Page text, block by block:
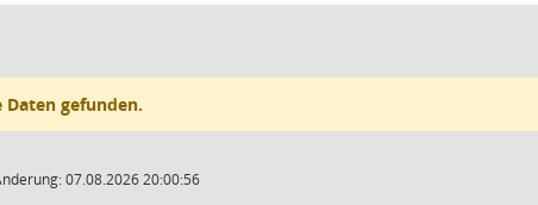
Daten gefunden.
07.08.2026 20:00:56